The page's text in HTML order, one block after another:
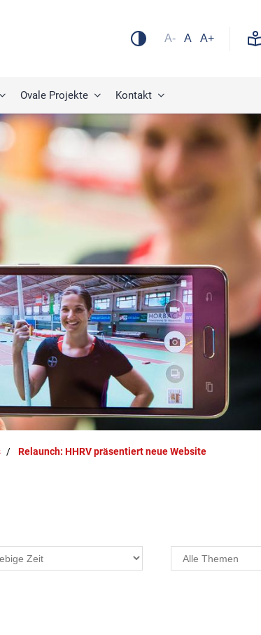
A- A A+
Ovale Projekte Kontakt
Relaunch: HHRV präsentiert neue Website